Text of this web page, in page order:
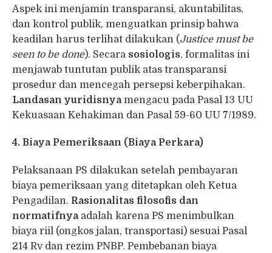
Aspek ini menjamin transparansi, akuntabilitas,
dan kontrol publik, menguatkan prinsip bahwa
keadilan harus terlihat dilakukan (Justice must be
seen to be done). Secara sosiologis, formalitas ini
menjawab tuntutan publik atas transparansi
prosedur dan mencegah persepsi keberpihakan.
Landasan yuridisnya mengacu pada Pasal 13 UU
Kekuasaan Kehakiman dan Pasal 59-60 UU 7/1989.
4. Biaya Pemeriksaan (Biaya Perkara)
Pelaksanaan PS dilakukan setelah pembayaran
biaya pemeriksaan yang ditetapkan oleh Ketua
Pengadilan. Rasionalitas filosofis dan
normatifnyaadalah karena PS menimbulkan
biaya riil (ongkos jalan, transportasi) sesuai Pasal
214 Rv dan rezim PNBP. Pembebanan biaya